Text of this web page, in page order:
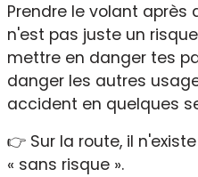
Prendre le volant après
n'est pas juste un
mettre en danger tes
danger les autres
accident en quelques
👉 Sur la route, il
« sans risque ».